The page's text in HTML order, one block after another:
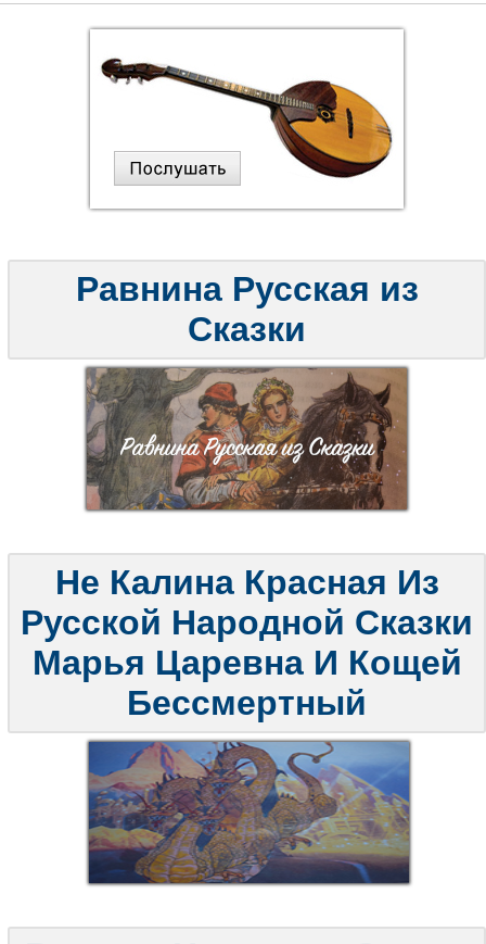
Равнина Русская из
Сказки
Не Калина Красная Из
Русской Народной Сказки
Марья Царевна И Кощей
Бессмертный